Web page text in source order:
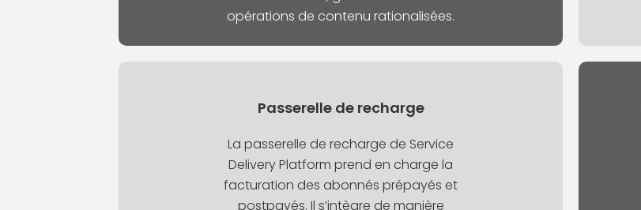
opérations de contenu rationalisées.
Passerelle de recharge
La passerelle de recharge de Service
Delivery Platform prend en charge la
facturation des abonnés prépayés et
postpayés. Il s’intègre de manière